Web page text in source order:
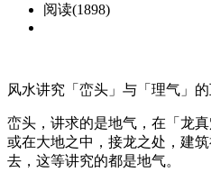
阅读(1898)
风水讲究「峦头」与「理气」
峦头，讲求的是地气，在「龙
或在大地之中，接龙之处，建
去，这等讲究的都是地气。